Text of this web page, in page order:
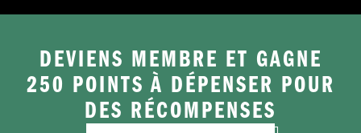
DEVIENS MEMBRE ET GAGNE
250 POINTS À DÉPENSER POUR
DES RÉCOMPENSES